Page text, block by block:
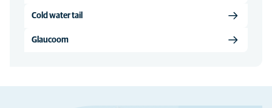
Cold water tail
Glaucoom